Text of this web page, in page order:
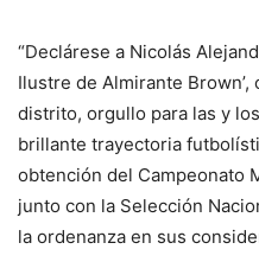
“Declárese a Nicolás
Ilustre de Almirante
distrito, orgullo para las y
brillante trayectoria
obtención del Campeonato
junto con la Selección
la ordenanza en sus